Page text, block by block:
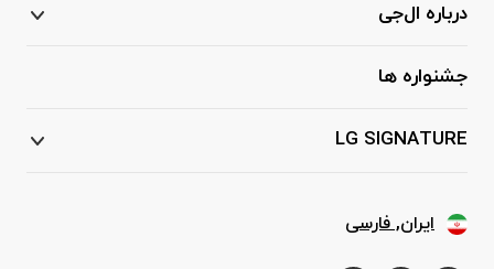
درباره ال‌جی
جشنواره ها
LG SIGNATURE
ایران, فارسی